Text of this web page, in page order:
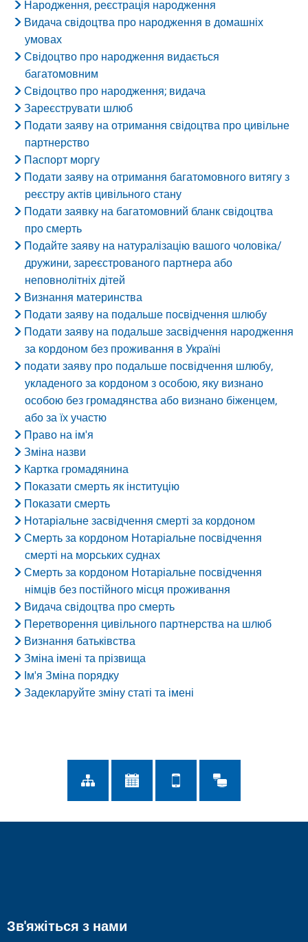
Народження, реєстрація народження
Видача свідоцтва про народження в домашніх
умовах
Свідоцтво про народження видається
багатомовним
Свідоцтво про народження; видача
Зареєструвати шлюб
Подати заяву на отримання свідоцтва про цивільне
партнерство
Паспорт моргу
Подати заяву на отримання багатомовного витягу з
реєстру актів цивільного стану
Подати заявку на багатомовний бланк свідоцтва
про смерть
Подайте заяву на натуралізацію вашого чоловіка/
дружини, зареєстрованого партнера або
неповнолітніх дітей
Визнання материнства
Подати заяву на подальше посвідчення шлюбу
Подати заяву на подальше засвідчення народження
за кордоном без проживання в Україні
подати заяву про подальше посвідчення шлюбу,
укладеного за кордоном з особою, яку визнано
особою без громадянства або визнано біженцем,
або за їх участю
Право на ім'я
Зміна назви
Картка громадянина
Показати смерть як інституцію
Показати смерть
Нотаріальне засвідчення смерті за кордоном
Смерть за кордоном Нотаріальне посвідчення
смерті на морських суднах
Смерть за кордоном Нотаріальне посвідчення
німців без постійного місця проживання
Видача свідоцтва про смерть
Перетворення цивільного партнерства на шлюб
Визнання батьківства
Зміна імені та прізвища
Ім'я Зміна порядку
Задекларуйте зміну статі та імені
Зв'яжіться з нами